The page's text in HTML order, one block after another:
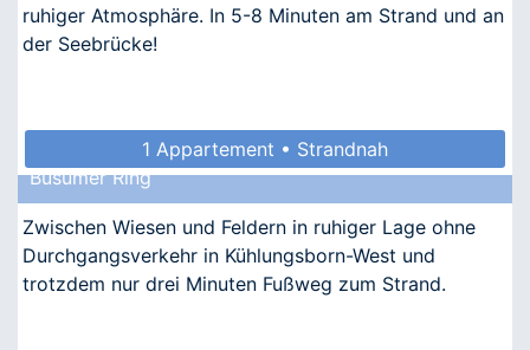
ruhiger Atmosphäre. In 5-8 Minuten am Strand und an
der Seebrücke!
1 Appartement • Strandnah
Büsumer Ring
Zwischen Wiesen und Feldern in ruhiger Lage ohne
Durchgangsverkehr in Kühlungsborn-West und
trotzdem nur drei Minuten Fußweg zum Strand.